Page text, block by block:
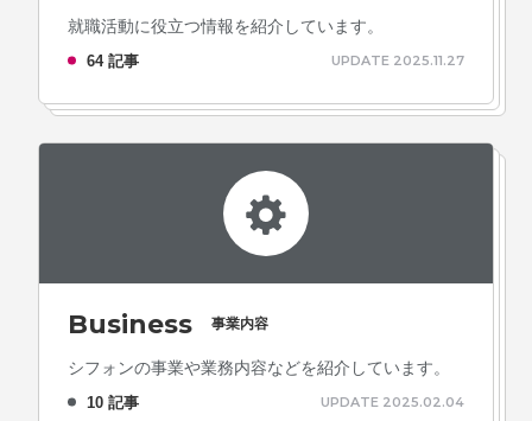
就職活動に役立つ情報を紹介しています。
64 記事 UPDATE 2025.11.27
Business 事業内容
シフォンの事業や業務内容などを紹介しています。
10 記事 UPDATE 2025.02.04